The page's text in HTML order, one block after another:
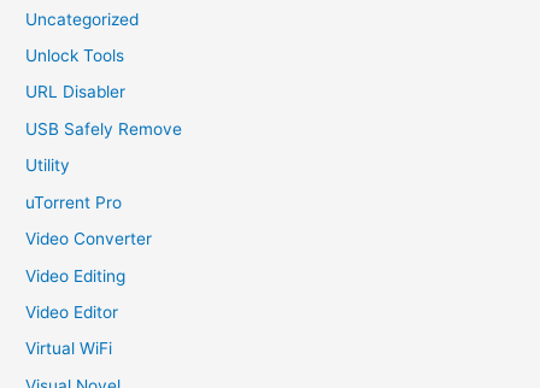
Uncategorized
Unlock Tools
URL Disabler
USB Safely Remove
Utility
uTorrent Pro
Video Converter
Video Editing
Video Editor
Virtual WiFi